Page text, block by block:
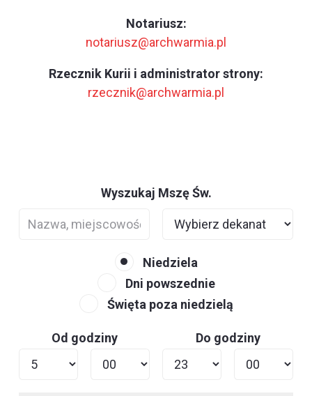
Notariusz:
notariusz@archwarmia.pl
Rzecznik Kurii i administrator strony:
rzecznik@archwarmia.pl
Wyszukaj Mszę Św.
Niedziela
Dni powszednie
Święta poza niedzielą
Od godziny Do godziny